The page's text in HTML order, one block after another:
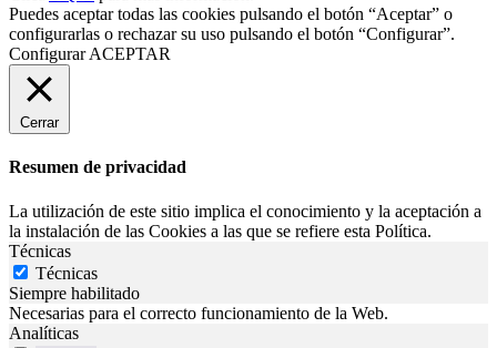
Puedes aceptar todas las cookies pulsando el botón “Aceptar” o
configurarlas o rechazar su uso pulsando el botón “Configurar”.
Configurar ACEPTAR
Cerrar
Resumen de privacidad
La utilización de este sitio implica el conocimiento y la aceptación a
la instalación de las Cookies a las que se refiere esta Política.
Técnicas
Técnicas
Siempre habilitado
Necesarias para el correcto funcionamiento de la Web.
Analíticas